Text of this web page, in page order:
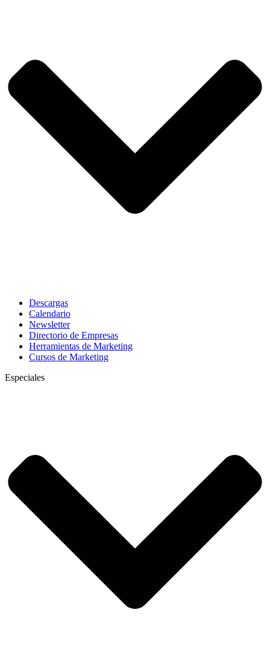
Descargas
Calendario
Newsletter
Directorio de Empresas
Herramientas de Marketing
Cursos de Marketing
Especiales